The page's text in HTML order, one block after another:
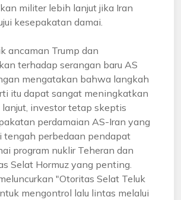
militer lebih lanjut jika Iran
kesepakatan damai.
ancaman Trump dan
terhadap serangan baru AS
mengatakan bahwa langkah
itu dapat sangat meningkatkan
lanjut, investor tetap skeptis
perdamaian AS-Iran yang
tengah perbedaan pendapat
program nuklir Teheran dan
Selat Hormuz yang penting.
"Otoritas Selat Teluk
mengontrol lalu lintas melalui